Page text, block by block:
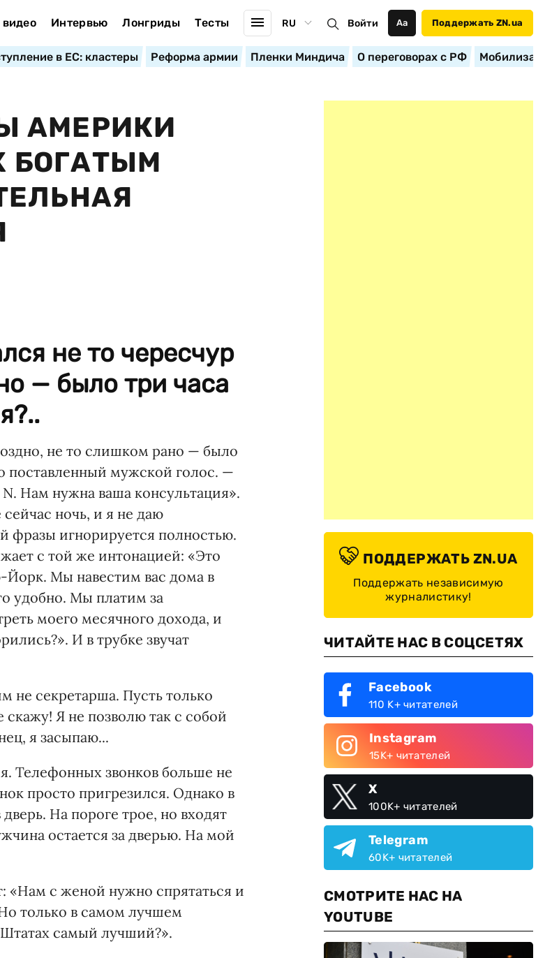
Интервью Лонгриды Тесты RU Войти Аа Поддержать ZN.ua
в ЕС: кластеры Реформа армии Пленки Миндича О переговорах с РФ
АМЕРИКИ
БОГАТЫМ
не то чересчур
— было три часа
не то слишком рано — было
поставленный мужской голос. —
Нам нужна ваша консультация».
ночь, и я не даю
фразы игнорируется полностью.
с той же интонацией: «Это
Йорк. Мы навестим вас дома в
удобно. Мы платим за
моего месячного дохода, и
И в трубке звучат
не секретарша. Пусть только
Я не позволю так с собой
я засыпаю...
Телефонных звонков больше не
просто пригрезился. Однако в
дверь. На пороге трое, но входят
остается за дверью. На мой
«Нам с женой нужно спрятаться и
только в самом лучшем
Штатах самый лучший?».
ПОДДЕРЖАТЬ ZN.UA
Поддержать независимую
журналистику!
ЧИТАЙТЕ НАС В СОЦСЕТЯХ
Facebook
110 K+ читателей
Instagram
15K+ читателей
X
100K+ читателей
Telegram
60K+ читателей
СМОТРИТЕ НАС НА
YOUTUBE